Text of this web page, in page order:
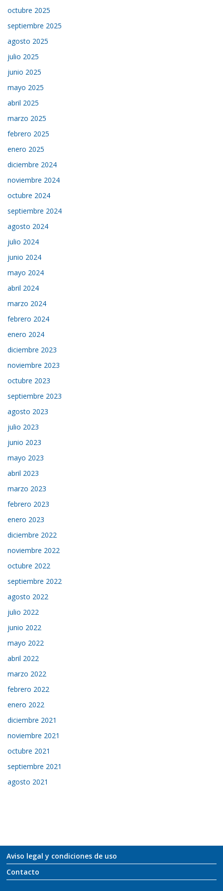
octubre 2025
septiembre 2025
agosto 2025
julio 2025
junio 2025
mayo 2025
abril 2025
marzo 2025
febrero 2025
enero 2025
diciembre 2024
noviembre 2024
octubre 2024
septiembre 2024
agosto 2024
julio 2024
junio 2024
mayo 2024
abril 2024
marzo 2024
febrero 2024
enero 2024
diciembre 2023
noviembre 2023
octubre 2023
septiembre 2023
agosto 2023
julio 2023
junio 2023
mayo 2023
abril 2023
marzo 2023
febrero 2023
enero 2023
diciembre 2022
noviembre 2022
octubre 2022
septiembre 2022
agosto 2022
julio 2022
junio 2022
mayo 2022
abril 2022
marzo 2022
febrero 2022
enero 2022
diciembre 2021
noviembre 2021
octubre 2021
septiembre 2021
agosto 2021
Aviso legal y condiciones de uso
Contacto